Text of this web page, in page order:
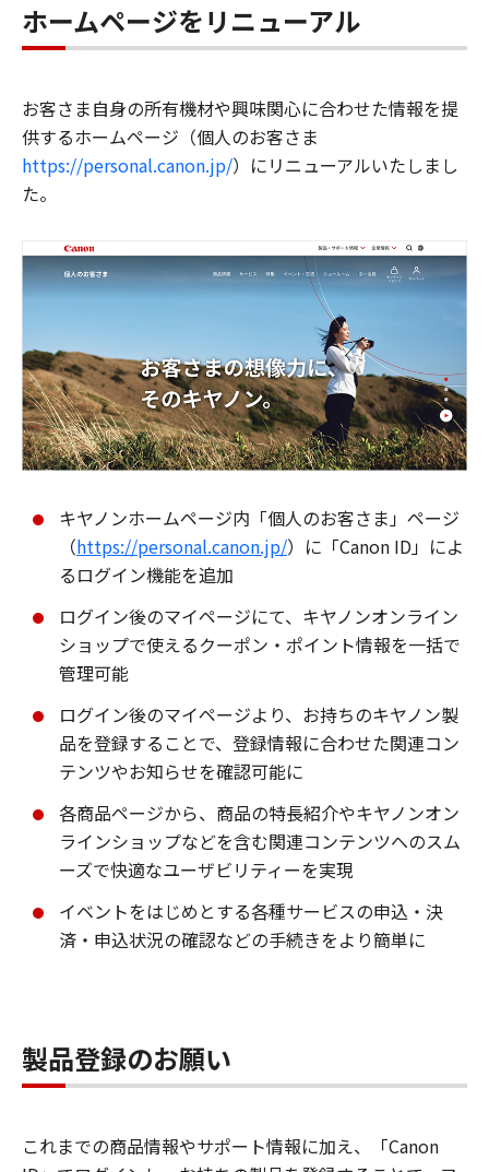
ホームページをリニューアル
お客さま自身の所有機材や興味関心に合わせた情報を提
供するホームページ（個人のお客さま
https://personal.canon.jp/）にリニューアルいたしまし
た。
キヤノンホームページ内「個人のお客さま」ページ
（https://personal.canon.jp/）に「Canon ID」によ
るログイン機能を追加
ログイン後のマイページにて、キヤノンオンライン
ショップで使えるクーポン・ポイント情報を一括で
管理可能
ログイン後のマイページより、お持ちのキヤノン製
品を登録することで、登録情報に合わせた関連コン
テンツやお知らせを確認可能に
各商品ページから、商品の特長紹介やキヤノンオン
ラインショップなどを含む関連コンテンツへのスム
ーズで快適なユーザビリティーを実現
イベントをはじめとする各種サービスの申込・決
済・申込状況の確認などの手続きをより簡単に
製品登録のお願い
これまでの商品情報やサポート情報に加え、「Canon